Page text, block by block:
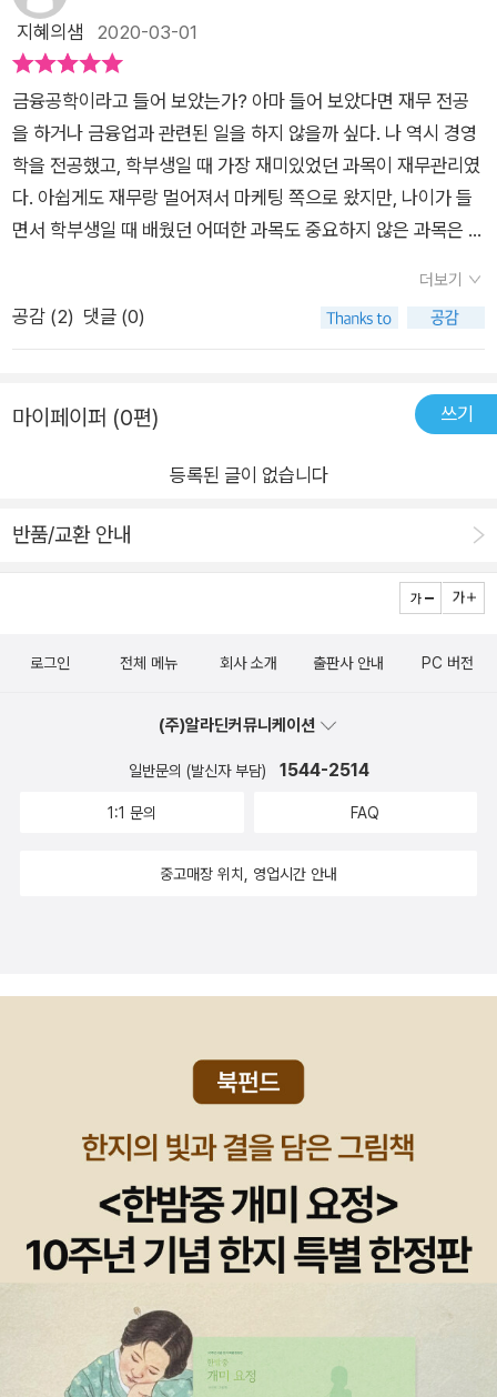
지혜의샘 2020-03-01
금융공학이라고 들어 보았는가? 아마 들어 보았다면 재무 전공
을 하거나 금융업과 관련된 일을 하지 않을까 싶다. 나 역시 경영
학을 전공했고, 학부생일 때 가장 재미있었던 과목이 재무관리였
다. 아쉽게도 재무랑 멀어져서 마케팅 쪽으로 왔지만, 나이가 들
면서 학부생일 때 배웠던 어떠한 과목도 중요하지 않은 과목은 없
과학이다.'라는 구절은 아직도 감동이며 경영학의 진리다. 기업체
에 몸담고 있는 상황에서는 얼마나 경영 전반을 거시적이며, 디테
슬에 있는 회사들의 주가는 물론 현재 우리 회사의 재무 원동력에
대한 최소한의 있어야 윗선과 같은 시선에서 대화가 가능하
금융공학을 전공한 분들을 보면 경외감이 든다. 나는 감히 도전
이 머리에 들어 옴에 그들의 지적 능력에 감탄을 금할 수 없
다. 그 이유로 '처음 만나는 금융공학' 이란 책을 추천하게 되었
다. 은행을 다니는 지인이 선물해 준 책으로, 물론 일반인이 읽기
학'에 대한 개념은 반드시 있어야 할 것이다. 금융 공학 이름만 들
로 financial engineering이라 한다. Financial은 재무의, 금융의
돈 냄새 풍기는 연상을 하면 될 것인데, Engineering은 기계가
l Engineering이라고 한다. 금융공학도 딱히 무엇이라고 정의를
에 금융공학을 공부하기 전에 알아야 할 선행 학문에 대해서 소개
기대한다. 보통 우리가 수Ⅰ 에서 배운 평균, 표준편차 개념을 알고
있으면 되고, 베르누이 시행, 이항 분포 정도 알고 있기를 원한다.
동전을 던저서 앞면 혹은 뒷면이 나오는 것을 시행하는 것 (이율
배반(서로 모순되어 양립할 수 없는)적 개념), 그것을 분포로 만
드는 것이 베르누이 시행과, 이항 분포다. 물론 더 가면 표준 정규
분포도 나오고 하지만, 고 2학년 수준으로 잘 정리해서 접근시킨
다. 수학과 통계학을 접근하는 이유 중에 하나가 돈이라는 인간
문에서 '그냥 그럴 거 같아서요.' '제 생각은 그래요.' '대강 이쯤 되
면 이렇게 하는 게 좋을 거예요.'라는 설명은 용서가 안된다. 모든
것을 수치화하고 분석해서 예측을 하고 공통분모를 찾아서 명제
더보기
공감 (2) 댓글 (0)
마이페이퍼 (0편) 쓰기
등록된 글이 없습니다
반품/교환 안내
로그인 전체 메뉴 회사 소개 출판사 안내 PC 버전
(주)알라딘커뮤니케이션
일반문의 (발신자 부담) 1544-2514
1:1 문의 FAQ
중고매장 위치, 영업시간 안내